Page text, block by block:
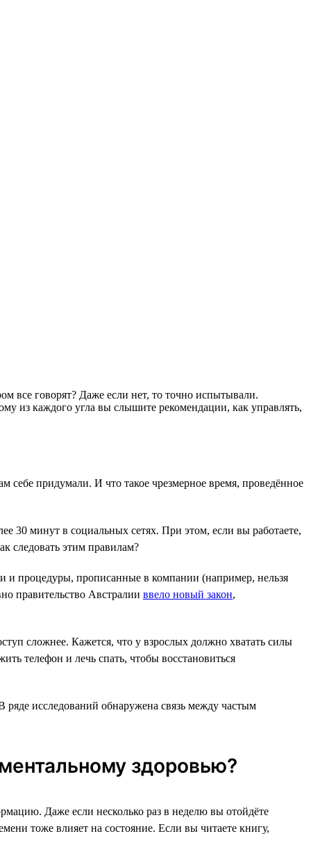
все говорят? Даже если нет, то точно испытывали.
из каждого угла вы слышите рекомендации, как управлять,
себе придумали. И что такое чрезмерное время, проведённое
30 минут в социальных сетях. При этом, если вы работаете,
следовать этим правилам?
и процедуры, прописанные в компании (например, нельзя
правительство Австралии ввело новый закон,
сложнее. Кажется, что у взрослых должно хватать силы
телефон и лечь спать, чтобы восстановиться
ряде исследований обнаружена связь между частым
здоровью?
Даже если несколько раз в неделю вы отойдёте
тоже влияет на состояние. Если вы читаете книгу,